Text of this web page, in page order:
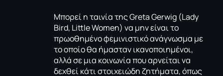
Μπορεί η ταινία της Greta Gerwig (Lady
Bird, Little Women) να μην είναι το
πρωοθημένο φεμινιστικό ανάγνωσμα με
το οποίο θα ήμασταν ικανοποιημένοι,
αλλά σε μια κοινωνία που αρνείται να
δεχθεί κάτι στοιχειώδη ζητήματα, όπως